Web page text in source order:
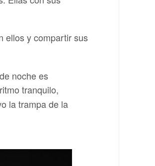
ellos y compartir sus
noche es
tranquilo,
la trampa de la